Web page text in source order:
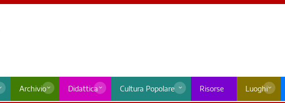
Archivio Didattica Cultura Popolare Risorse Luoghi